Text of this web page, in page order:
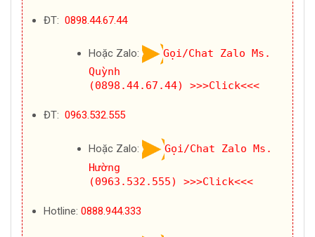
ĐT: 0898.44.67.44
Hoặc Zalo:
Gọi/Chat Zalo Ms.
Quỳnh
(0898.44.67.44)
>>>Click<<<
ĐT: 0963.532.555
Hoặc Zalo:
Gọi/Chat Zalo Ms.
Hường
(0963.532.555)
>>>Click<<<
Hotline: 0888.944.333